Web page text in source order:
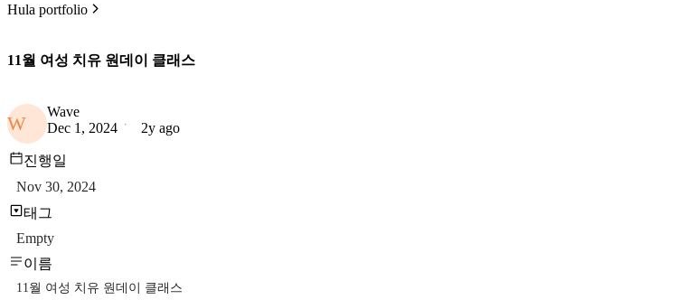
Hula portfolio
11월 여성 치유 원데이 클래스
W
Wave
Dec 1, 2024
2y ago
진행일
Nov 30, 2024
태그
Empty
이름
11월 여성 치유 원데이 클래스